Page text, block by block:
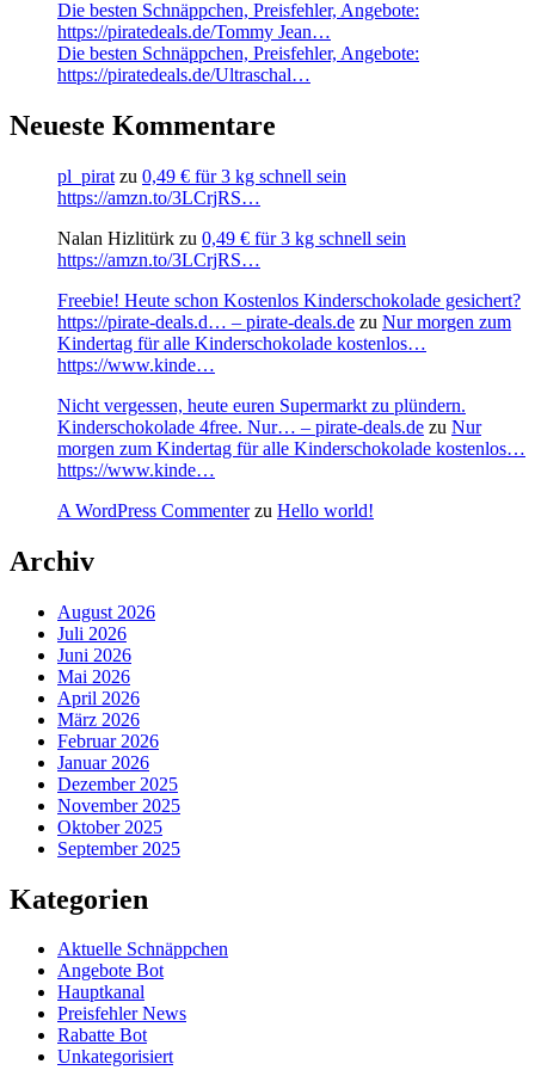
Die besten Schnäppchen, Preisfehler, Angebote:
https://piratedeals.de/Tommy Jean…
Die besten Schnäppchen, Preisfehler, Angebote:
https://piratedeals.de/Ultraschal…
Neueste Kommentare
pl_pirat zu 0,49 € für 3 kg schnell sein
https://amzn.to/3LCrjRS…
Nalan Hizlitürk zu 0,49 € für 3 kg schnell sein
https://amzn.to/3LCrjRS…
Freebie! Heute schon Kostenlos Kinderschokolade gesichert?
https://pirate-deals.d… – pirate-deals.de zu Nur morgen zum
Kindertag für alle Kinderschokolade kostenlos…
https://www.kinde…
Nicht vergessen, heute euren Supermarkt zu plündern.
Kinderschokolade 4free. Nur… – pirate-deals.de zu Nur
morgen zum Kindertag für alle Kinderschokolade kostenlos…
https://www.kinde…
A WordPress Commenterzu Hello world!
Archiv
August 2026
Juli 2026
Juni 2026
Mai 2026
April 2026
März 2026
Februar 2026
Januar 2026
Dezember 2025
November 2025
Oktober 2025
September 2025
Kategorien
Aktuelle Schnäppchen
Angebote Bot
Hauptkanal
Preisfehler News
Rabatte Bot
Unkategorisiert